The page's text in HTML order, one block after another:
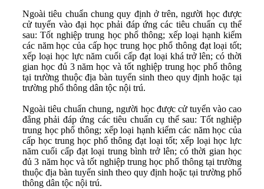
Ngoài tiêu chuẩn chung quy định ở trên, người học được
cử tuyển vào đại học phải đáp ứng các tiêu chuẩn cụ thể
sau: Tốt nghiệp trung học phổ thông; xếp loại hạnh kiểm
các năm học của cấp học trung học phổ thông đạt loại tốt;
xếp loại học lực năm cuối cấp đạt loại khá trở lên; có thời
gian học đủ 3 năm học và tốt nghiệp trung học phổ thông
tại trường thuộc địa bàn tuyển sinh theo quy định hoặc tại
trường phổ thông dân tộc nội trú.
Ngoài tiêu chuẩn chung, người học được cử tuyển vào cao
đẳng phải đáp ứng các tiêu chuẩn cụ thể sau: Tốt nghiệp
trung học phổ thông; xếp loại hạnh kiểm các năm học của
cấp học trung học phổ thông đạt loại tốt; xếp loại học lực
năm cuối cấp đạt loại trung bình trở lên; có thời gian học
đủ 3 năm học và tốt nghiệp trung học phổ thông tại trường
thuộc địa bàn tuyển sinh theo quy định hoặc tại trường phổ
thông dân tộc nội trú.